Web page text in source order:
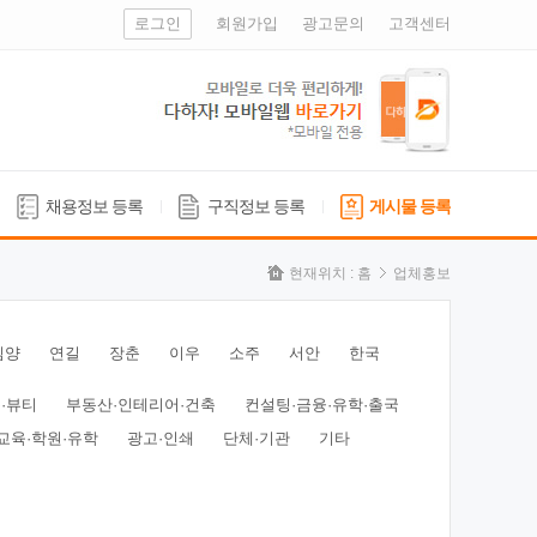
로그인 회원가입 광고문의 고객센터
채용정보 등록 구직정보 등록 게시물 등록
현재위치 : 홈 업체홍보
양 연길 장춘 이우 소주 서안 한국
뷰티 부동산·인테리어·건축
컨설팅·금융·유학·출국
육·학원·유학
광고·인쇄 단체·기관 기타